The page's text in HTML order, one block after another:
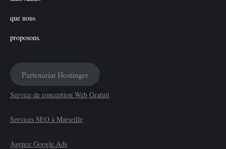
Partenariat Hostinger
Service de conception Web Gratuit
Services SEO à Marseille
Agence Google Ads